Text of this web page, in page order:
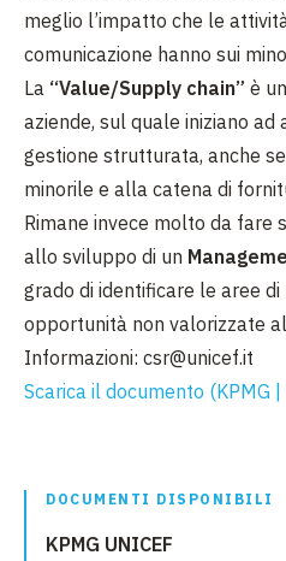
meglio l’impatto che le
comunicazione hanno sui
La “Value/Supply chain” è
aziende, sul quale iniziano ad
gestione strutturata, anche
minorile e alla catena di
Rimane invece molto da
allo sviluppo di un
grado di identificare le aree
opportunità non valorizzate
Informazioni: csr@unicef.it
Scarica il documento (KPMG |
DOCUMENTI DISPONIBILI
KPMG UNICEF